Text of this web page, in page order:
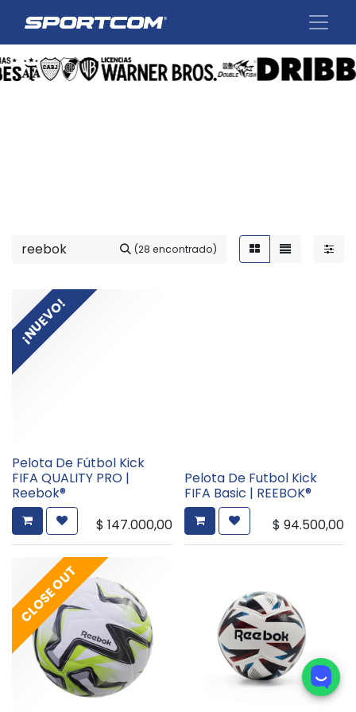
(28 encontrado)
¡NUEVO!
Pelota De Fútbol Kick
FIFA QUALITY PRO |
Reebok®
$ 147.000,00
Pelota De Futbol Kick
FIFA Basic | REEBOK®
$ 94.500,00
CLOSE OUT